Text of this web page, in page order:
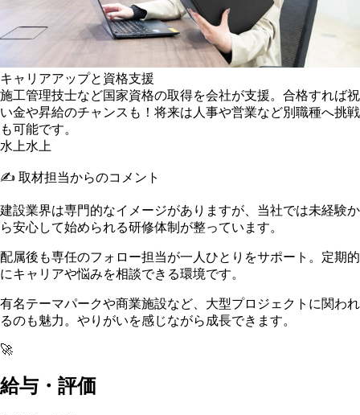
キャリアアップと資格支援
施工管理技士など国家資格の取得を会社が支援。合格すれば祝
い金や昇給のチャンスも！将来は人事や営業など別職種へ挑戦
も可能です。
水上水上
✍️ 取材担当からのコメント
建設業界は専門的なイメージがありますが、当社では未経験か
ら安心して始められる研修体制が整っています。
配属後も専任のフォロー担当が一人ひとりをサポート。定期的
にキャリアや悩みを相談できる環境です。
有名テーマパークや商業施設など、大型プロジェクトに関われ
るのも魅力。やりがいを感じながら成長できます。
🚀
給与・評価